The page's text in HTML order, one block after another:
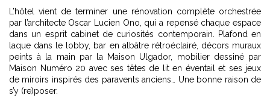
L’hôtel vient de terminer une rénovation complète orchestrée
par l’architecte Oscar Lucien Ono, qui a repensé chaque espace
dans un esprit cabinet de curiosités contemporain. Plafond en
laque dans le lobby, bar en albâtre rétroéclairé, décors muraux
peints à la main par la Maison Ulgador, mobilier dessiné par
Maison Numéro 20 avec ses têtes de lit en éventail et ses jeux
de miroirs inspirés des paravents anciens… Une bonne raison de
s’y (re)poser.